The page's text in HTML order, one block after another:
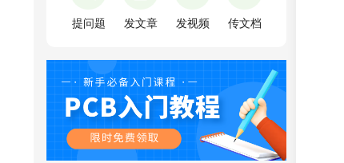
提问题 发文章 发视频 传文档